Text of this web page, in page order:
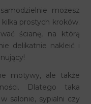
możesz
prostych kroków.
ścianę, na którą
delikatnie nakleić i
motywy, ale także
Dlatego taka
salonie, sypialni czy